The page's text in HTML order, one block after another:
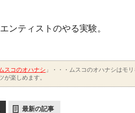
ンティストのやる実験。
ムスコのオハナシ 」・・・ムスコのオハナシはモ
が楽しめます。
最新の記事